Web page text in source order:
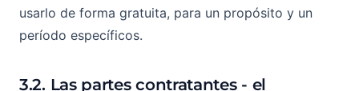
usarlo de forma gratuita, para un propósito y un
período específicos.
3.2. Las partes contratantes - el